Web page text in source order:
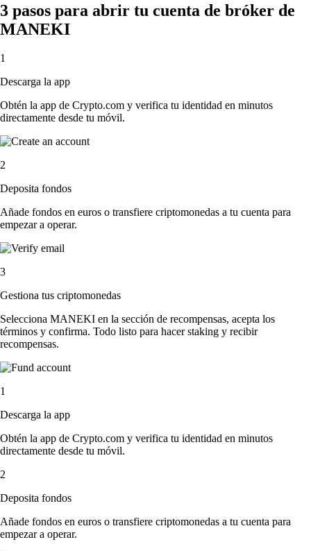
3 pasos para abrir tu cuenta de bróker de
MANEKI
1
Descarga la app
Obtén la app de Crypto.com y verifica tu identidad en minutos
directamente desde tu móvil.
2
Deposita fondos
Añade fondos en euros o transfiere criptomonedas a tu cuenta para
empezar a operar.
3
Gestiona tus criptomonedas
Selecciona MANEKI en la sección de recompensas, acepta los
términos y confirma. Todo listo para hacer staking y recibir
recompensas.
1
Descarga la app
Obtén la app de Crypto.com y verifica tu identidad en minutos
directamente desde tu móvil.
2
Deposita fondos
Añade fondos en euros o transfiere criptomonedas a tu cuenta para
empezar a operar.